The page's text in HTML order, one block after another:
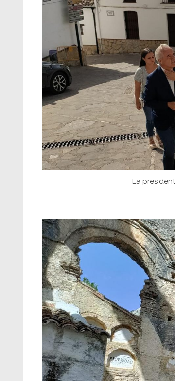
La